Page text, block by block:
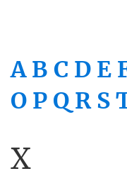
A B C D E
O P Q R S
X